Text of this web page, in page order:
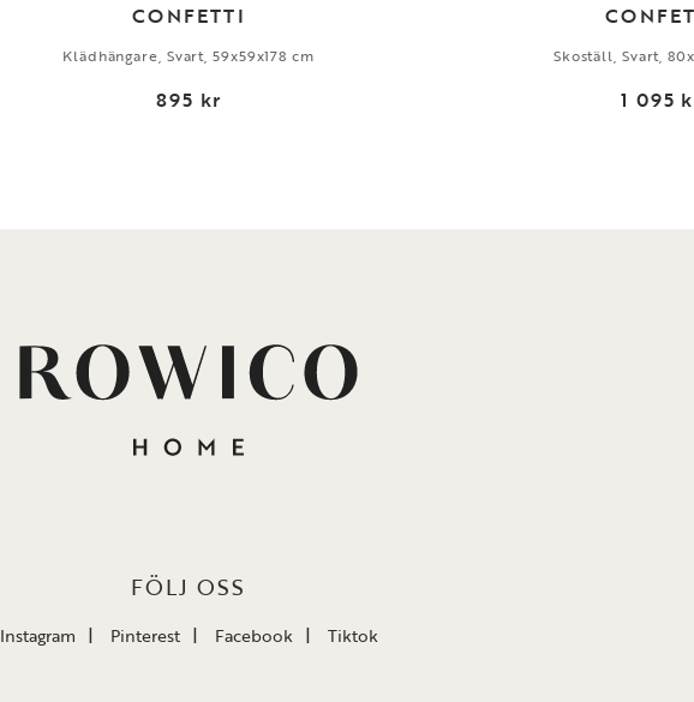
CONFETTI
Klädhängare, Svart, 59x59x178 cm
895 kr
Skoställ, Svart,
1 095
FÖLJ OSS
Instagram Pinterest Facebook Tiktok